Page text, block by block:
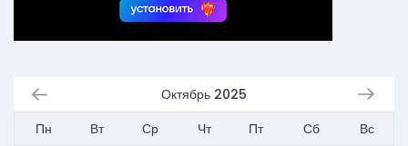
Октябрь 2025
Пн
Вт Ср Чт Пт Сб
Вс